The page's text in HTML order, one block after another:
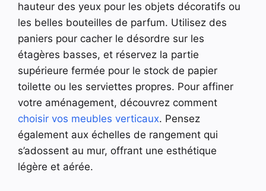
hauteur des yeux pour les objets décoratifs ou
les belles bouteilles de parfum. Utilisez des
paniers pour cacher le désordre sur les
étagères basses, et réservez la partie
supérieure fermée pour le stock de papier
toilette ou les serviettes propres. Pour affiner
votre aménagement, découvrez comment
choisir vos meubles verticaux. Pensez
également aux échelles de rangement qui
s’adossent au mur, offrant une esthétique
légère et aérée.